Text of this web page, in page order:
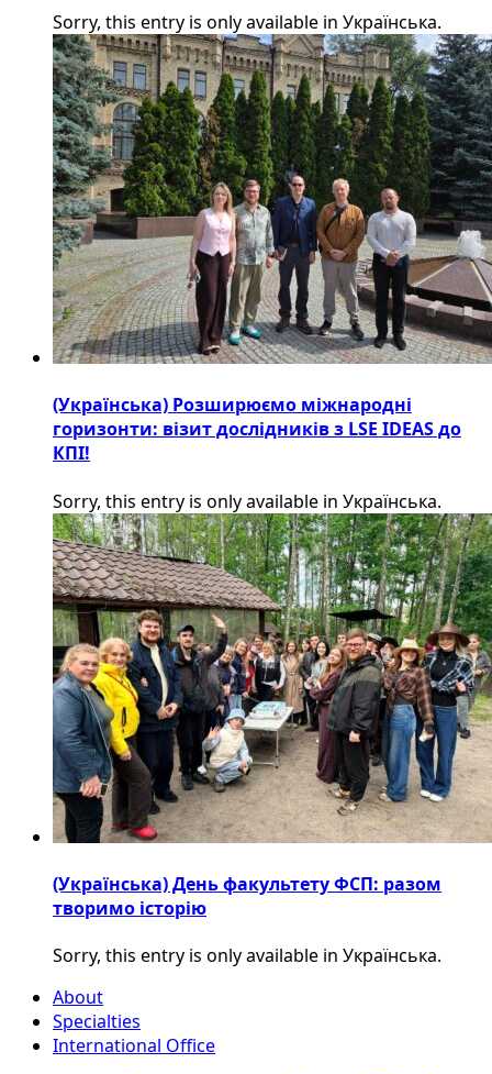
Sorry, this entry is only available in Українська.
(Українська) Розширюємо міжнародні
горизонти: візит дослідників з LSE IDEAS до
КПІ!
Sorry, this entry is only available in Українська.
(Українська) День факультету ФСП: разом
творимо історію
Sorry, this entry is only available in Українська.
About
Specialties
International Office